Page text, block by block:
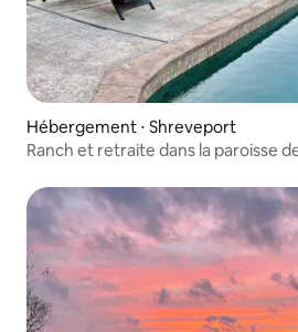
Hébergement ⋅ Shreveport
Ranch et retraite dans la paroisse